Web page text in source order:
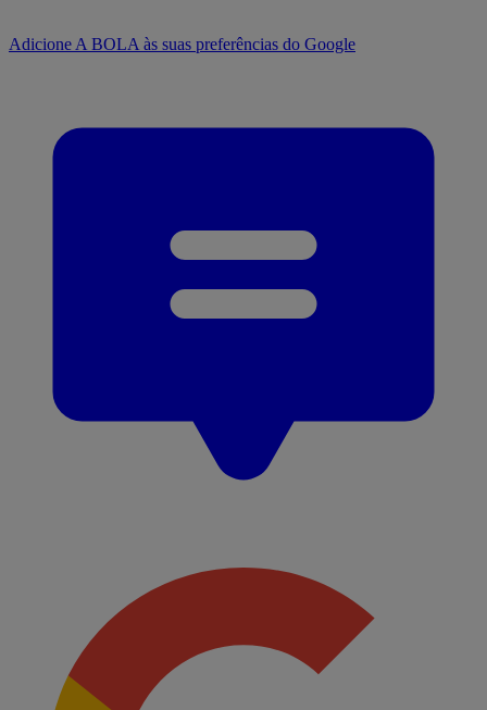
Adicione A BOLA às suas preferências do Google